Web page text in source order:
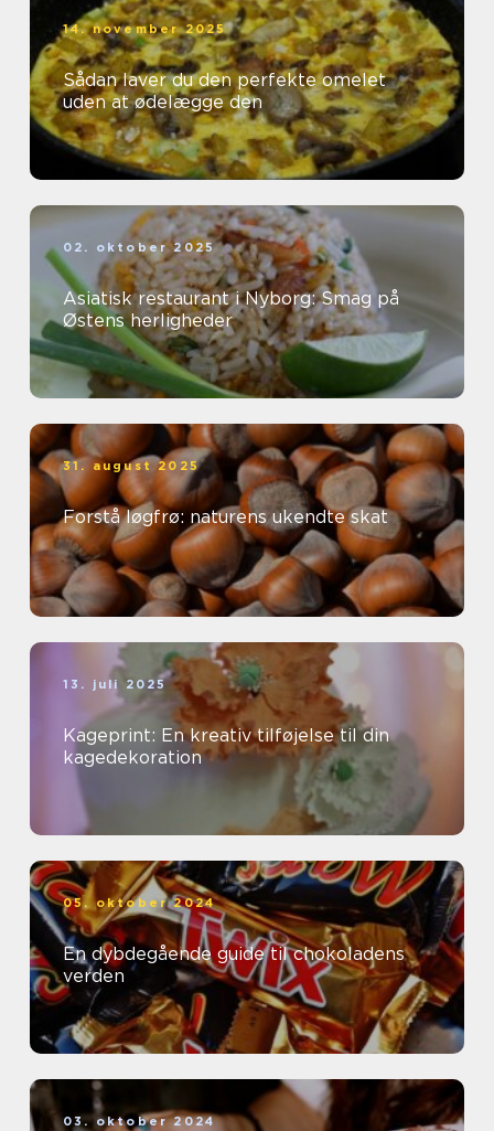
14. november 2025
Sådan laver du den perfekte omelet
uden at ødelægge den
02. oktober 2025
Asiatisk restaurant i Nyborg: Smag på
Østens herligheder
31. august 2025
Forstå løgfrø: naturens ukendte skat
13. juli 2025
Kageprint: En kreativ tilføjelse til din
kagedekoration
05. oktober 2024
En dybdegående guide til chokoladens
verden
03. oktober 2024